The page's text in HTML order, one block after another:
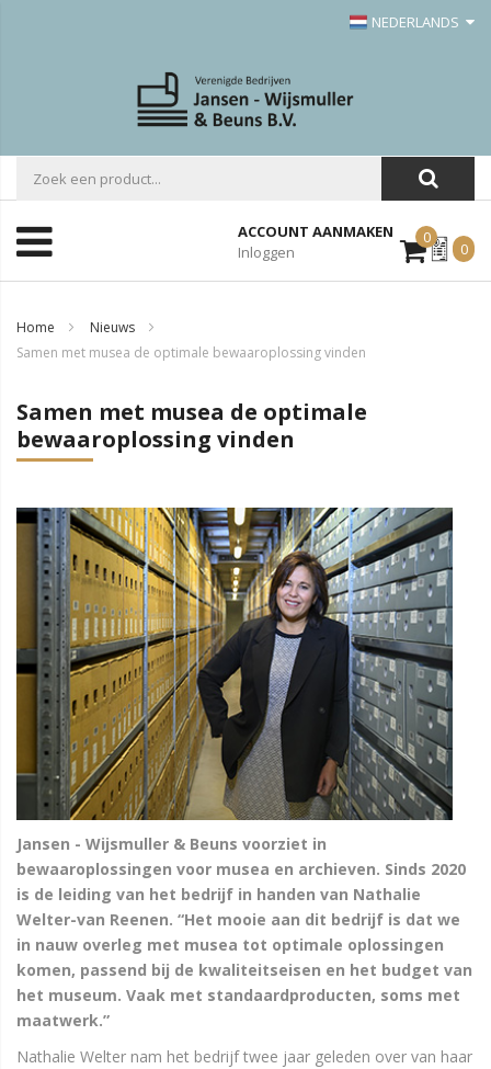
NEDERLANDS
ACCOUNT AANMAKEN
Inloggen
0Mijn
Offerte
0
Home
Nieuws
Samen met musea de optimale bewaaroplossing vinden
Samen met musea de optimale
bewaaroplossing vinden
Jansen - Wijsmuller & Beuns voorziet in
bewaaroplossingen voor musea en archieven. Sinds 2020
is de leiding van het bedrijf in handen van Nathalie
Welter-van Reenen. “Het mooie aan dit bedrijf is dat we
in nauw overleg met musea tot optimale oplossingen
komen, passend bij de kwaliteitseisen en het budget van
het museum. Vaak met standaardproducten, soms met
maatwerk.”
Nathalie Welter nam het bedrijf twee jaar geleden over van haar